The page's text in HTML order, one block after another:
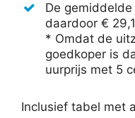
De
daardoor €
* Omdat de
goedkoper is
uurprijs met 5
Inclusief tabel met